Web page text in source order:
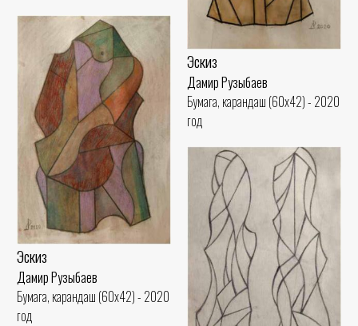
Эскиз
Дамир Рузыбаев
Бумага, карандаш (60x42) - 2020
год
Эскиз
Дамир Рузыбаев
Бумага, карандаш (60x42) - 2020
год